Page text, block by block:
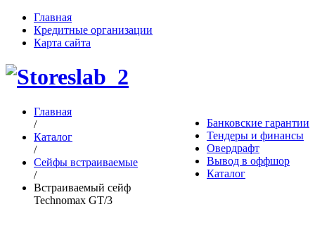
Главная
Кредитные организации
Карта сайта
Банковские гарантии
Тендеры и финансы
Овердрафт
Вывод в оффшор
Каталог
Главная
/
Каталог
/
Сейфы встраиваемые
/
Встраиваемый сейф
Technomax GT/3